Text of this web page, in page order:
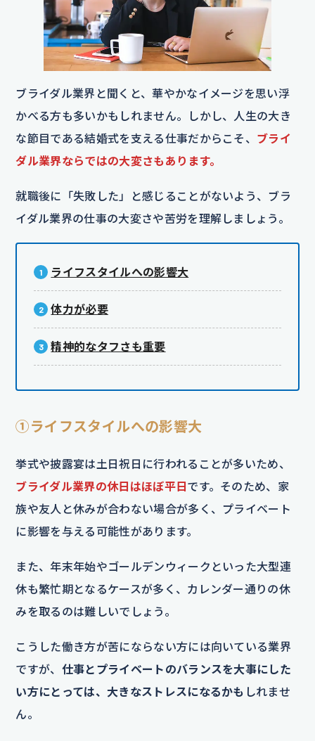
ブライダル業界と聞くと、華やかなイメージを思い浮
かべる方も多いかもしれません。しかし、人生の大き
な節目である結婚式を支える仕事だからこそ、 ブライ
ダル業界ならではの大変さもあります。
就職後に「失敗した」と感じることがないよう、ブラ
イダル業界の仕事の大変さや苦労を理解しましょう。
ライフスタイルへの影響大
体力が必要
精神的なタフさも重要
①ライフスタイルへの影響大
挙式や披露宴は土日祝日に行われることが多いため、
ブライダル業界の休日はほぼ平日です。そのため、家
族や友人と休みが合わない場合が多く、プライベート
に影響を与える可能性があります。
また、年末年始やゴールデンウィークといった大型連
休も繁忙期となるケースが多く、カレンダー通りの休
みを取るのは難しいでしょう。
こうした働き方が苦にならない方には向いている業界
ですが、 仕事とプライベートのバランスを大事にした
い方にとっては、大きなストレスになるかも しれませ
ん。